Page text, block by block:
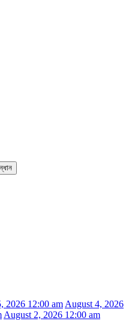
2026 12:00 am August 4, 2026
August 2, 2026 12:00 am